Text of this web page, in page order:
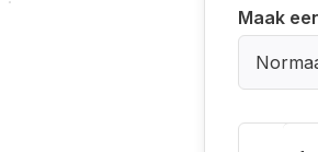
Maak